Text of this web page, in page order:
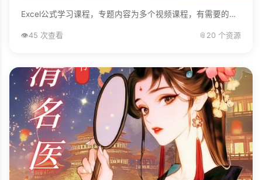
Excel公式学习课程，专题内容为多个视频课程，有需要的自己下载学习。...
👁️45 次查看 📎 20 个资源